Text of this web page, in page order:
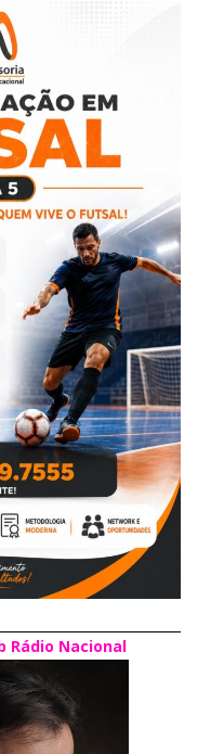
Rádio Nacional